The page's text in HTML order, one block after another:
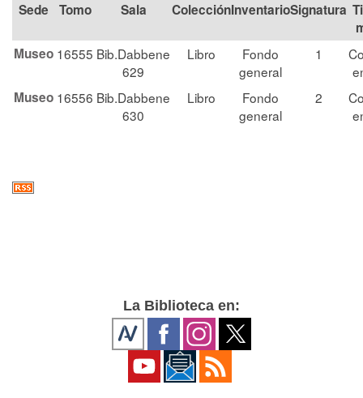
Tomo Sala Colección Signatura
Museo 16555 Bib.Dabbene
629
Libro
Fondo
general
1
Museo 16556 Bib.Dabbene
630
Libro
Fondo
general
2
La Biblioteca en: